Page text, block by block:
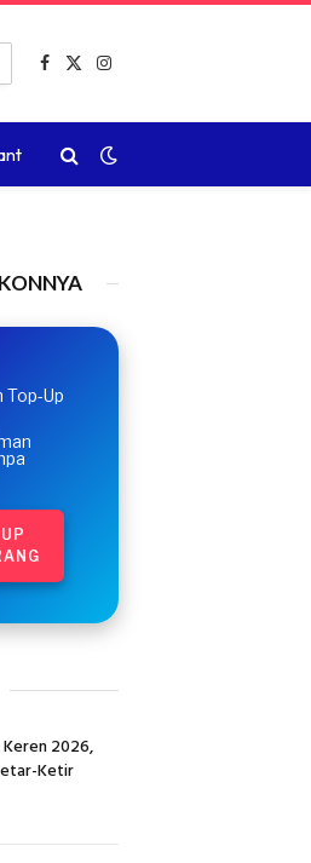
Facebook
X
Instagram
Top-Up
2026,
Ketir